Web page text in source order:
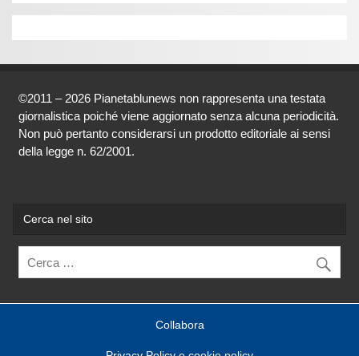
©2011 – 2026 Pianetablunews non rappresenta una testata
giornalistica poiché viene aggiornato senza alcuna periodicità.
Non può pertanto considerarsi un prodotto editoriale ai sensi
della legge n. 62/2001.
Cerca nel sito
Collabora